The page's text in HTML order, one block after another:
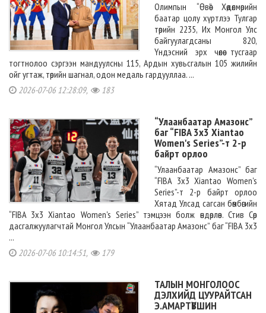
Олимпын “Өвөө” Хөдөлмөрийн
баатар цолу хүртлээ Тулгар
төрийн 2235, Их Монгол Улс
байгуулагдсаны 820,
Үндэсний эрх чөлөө тусгаар
тогтнолоо сэргээн мандуулсны 115, Ардын хувьсгалын 105 жилийн
ойг угтаж, төрийн шагнал, одон медаль гардууллаа. ...
2026-07-06 12:28:09, 183
“Улаанбаатар Амазонс”
баг “FIBA 3x3 Xiantao
Women's Series”-т 2-р
байрт орлоо
“Улаанбаатар Амазонс” баг
“FIBA 3x3 Xiantao Women's
Series”-т 2-р байрт орлоо
Хятад Улсад сагсан бөмбөгийн
“FIBA 3x3 Xiantao Women's Series” тэмцээн болж өндөрлөв. Стив Сөр
дасгалжуулагчтай Монгол Улсын “Улаанбаатар Амазонс” баг “FIBA 3x3
...
2026-07-06 10:14:51, 179
ТАЛЫН МОНГОЛООС
ДЭЛХИЙД ЦУУРАЙТСАН
Э.АМАРТҮВШИН